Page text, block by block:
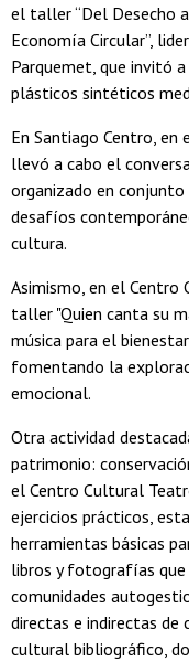
el taller “Del Desecho
Economía Circular”,
Parquemet, que invitó
plásticos sintéticos
En Santiago Centro, en
llevó a cabo el
organizado en
desafíos
cultura.
Asimismo, en el
taller "Quien canta su
música para el
fomentando la
emocional.
Otra actividad
patrimonio:
el Centro Cultural
ejercicios prácticos,
herramientas básicas
libros y fotografías
comunidades
directas e indirectas de
cultural bibliográfico,